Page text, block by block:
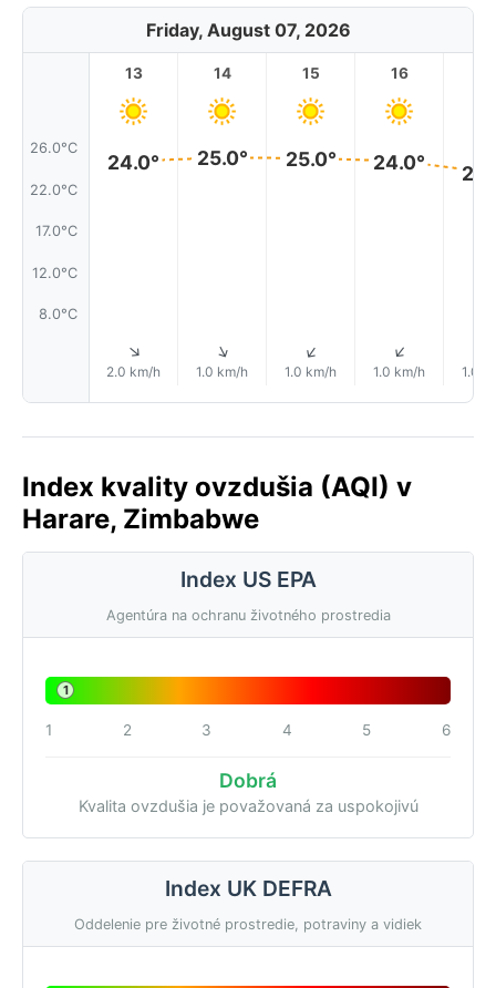
Friday, August 07, 2026
26.0°C
22.0°C
17.0°C
12.0°C
8.0°C
13
24.0°
↑
2.0 km/h
14
25.0°
↑
1.0 km/h
15
25.0°
↑
1.0 km/h
16
24.0°
↑
1.0 km/h 1.0
Index kvality ovzdušia (AQI) v
Harare, Zimbabwe
Index US EPA
Agentúra na ochranu životného prostredia
1
1 2 3 4 5 6
Dobrá
Kvalita ovzdušia je považovaná za uspokojivú
Index UK DEFRA
Oddelenie pre životné prostredie, potraviny a vidiek